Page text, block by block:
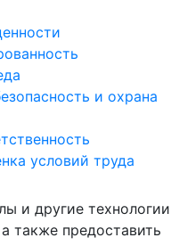
и охрана
условий труда
и другие
также предоставить